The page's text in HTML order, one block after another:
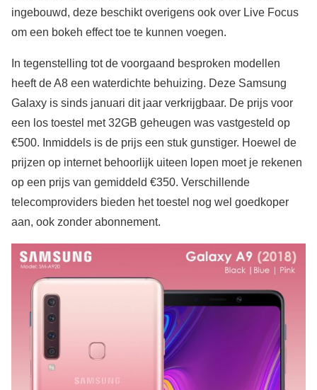
ingebouwd, deze beschikt overigens ook over Live Focus
om een bokeh effect toe te kunnen voegen.
In tegenstelling tot de voorgaand besproken modellen
heeft de A8 een waterdichte behuizing. Deze Samsung
Galaxy is sinds januari dit jaar verkrijgbaar. De prijs voor
een los toestel met 32GB geheugen was vastgesteld op
€500. Inmiddels is de prijs een stuk gunstiger. Hoewel de
prijzen op internet behoorlijk uiteen lopen moet je rekenen
op een prijs van gemiddeld €350. Verschillende
telecomproviders bieden het toestel nog wel goedkoper
aan, ook zonder abonnement.